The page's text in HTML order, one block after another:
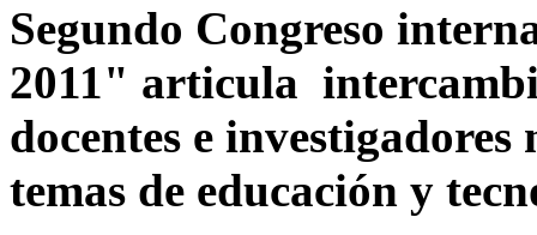
Segundo Congreso
2011" articula
docentes e
temas de educación y